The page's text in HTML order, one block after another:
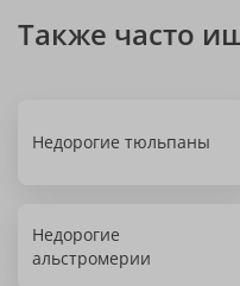
Также часто
Недорогие тюльпаны
Недорогие
альстромерии